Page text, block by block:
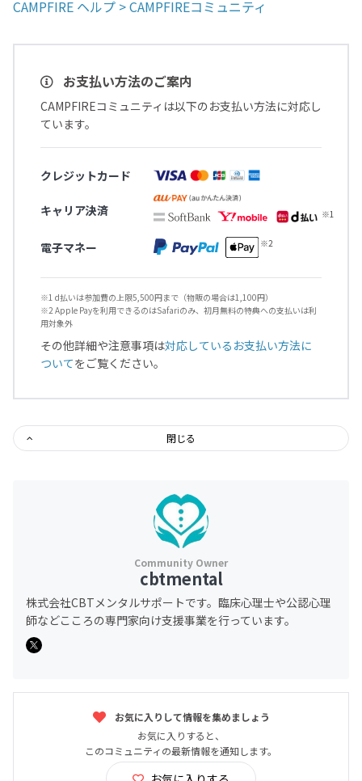
CAMPFIRE ヘルプ > CAMPFIREコミュニティ
お支払い方法のご案内
CAMPFIREコミュニティは以下のお支払い方法に対応し
ています。
クレジットカード
キャリア決済
電子マネー
※1 d払いは参加費の上限5,500円まで（物販の場合は1,100円）
※2 Apple Payを利用できるのはSafariのみ、初月無料の特典への支払いは利
用対象外
その他詳細や注意事項は対応しているお支払い方法に
ついてをご覧ください。
閉じる
cbtmental
株式会社CBTメンタルサポートです。臨床心理士や公認心理
師などこころの専門家向け支援事業を行っています。
お気に入りして情報を集めましょう
お気に入りすると、
このコミュニティの最新情報を通知します。